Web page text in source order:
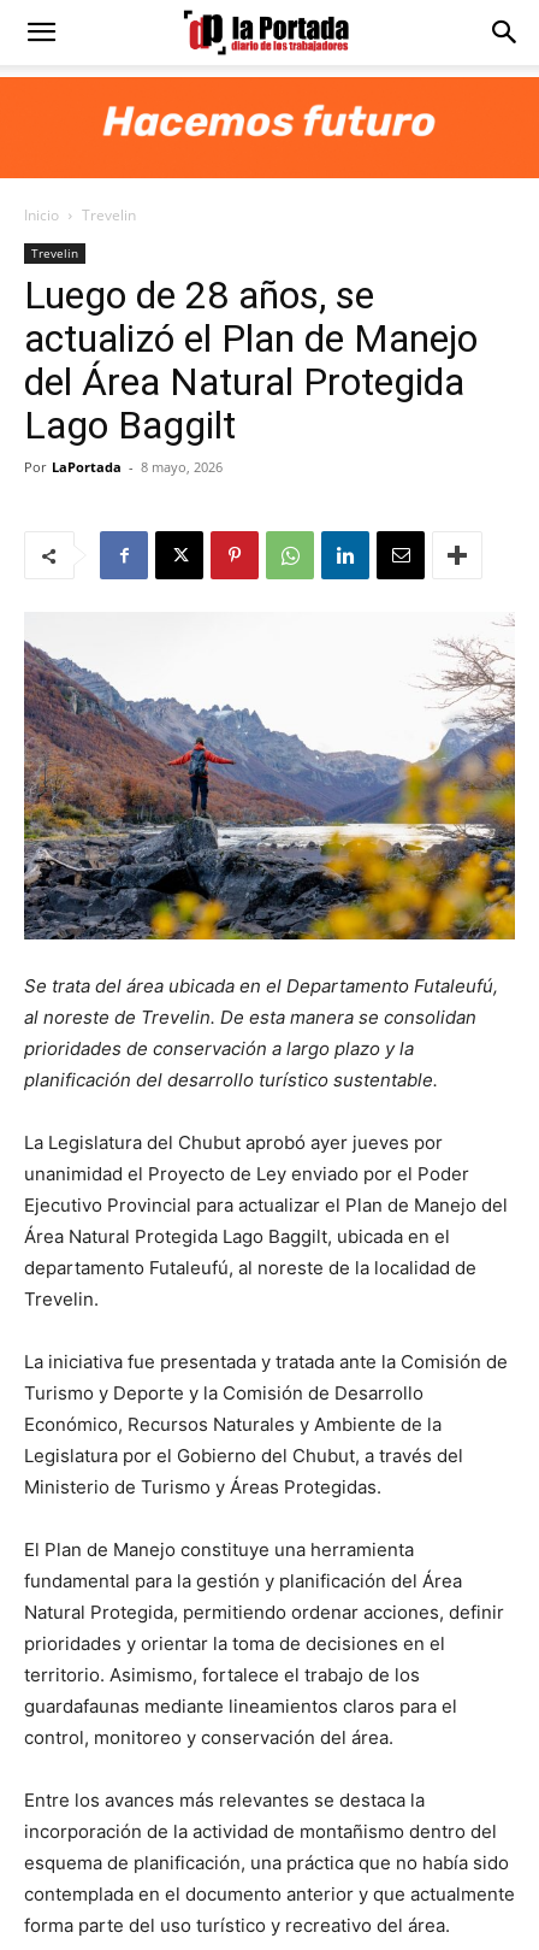
Diario
Portada
Inicio Trevelin
Trevelin
Luego de 28 años, se
actualizó el Plan de Manejo
del Área Natural Protegida
Lago Baggilt
Por LaPortada - 8 mayo, 2026
Se trata del área ubicada en el Departamento Futaleufú,
al noreste de Trevelin. De esta manera se consolidan
prioridades de conservación a largo plazo y la
planificación del desarrollo turístico sustentable.
La Legislatura del Chubut aprobó ayer jueves por
unanimidad el Proyecto de Ley enviado por el Poder
Ejecutivo Provincial para actualizar el Plan de Manejo del
Área Natural Protegida Lago Baggilt, ubicada en el
departamento Futaleufú, al noreste de la localidad de
Trevelin.
La iniciativa fue presentada y tratada ante la Comisión de
Turismo y Deporte y la Comisión de Desarrollo
Económico, Recursos Naturales y Ambiente de la
Legislatura por el Gobierno del Chubut, a través del
Ministerio de Turismo y Áreas Protegidas.
El Plan de Manejo constituye una herramienta
fundamental para la gestión y planificación del Área
Natural Protegida, permitiendo ordenar acciones, definir
prioridades y orientar la toma de decisiones en el
territorio. Asimismo, fortalece el trabajo de los
guardafaunas mediante lineamientos claros para el
control, monitoreo y conservación del área.
Entre los avances más relevantes se destaca la
incorporación de la actividad de montañismo dentro del
esquema de planificación, una práctica que no había sido
contemplada en el documento anterior y que actualmente
forma parte del uso turístico y recreativo del área.